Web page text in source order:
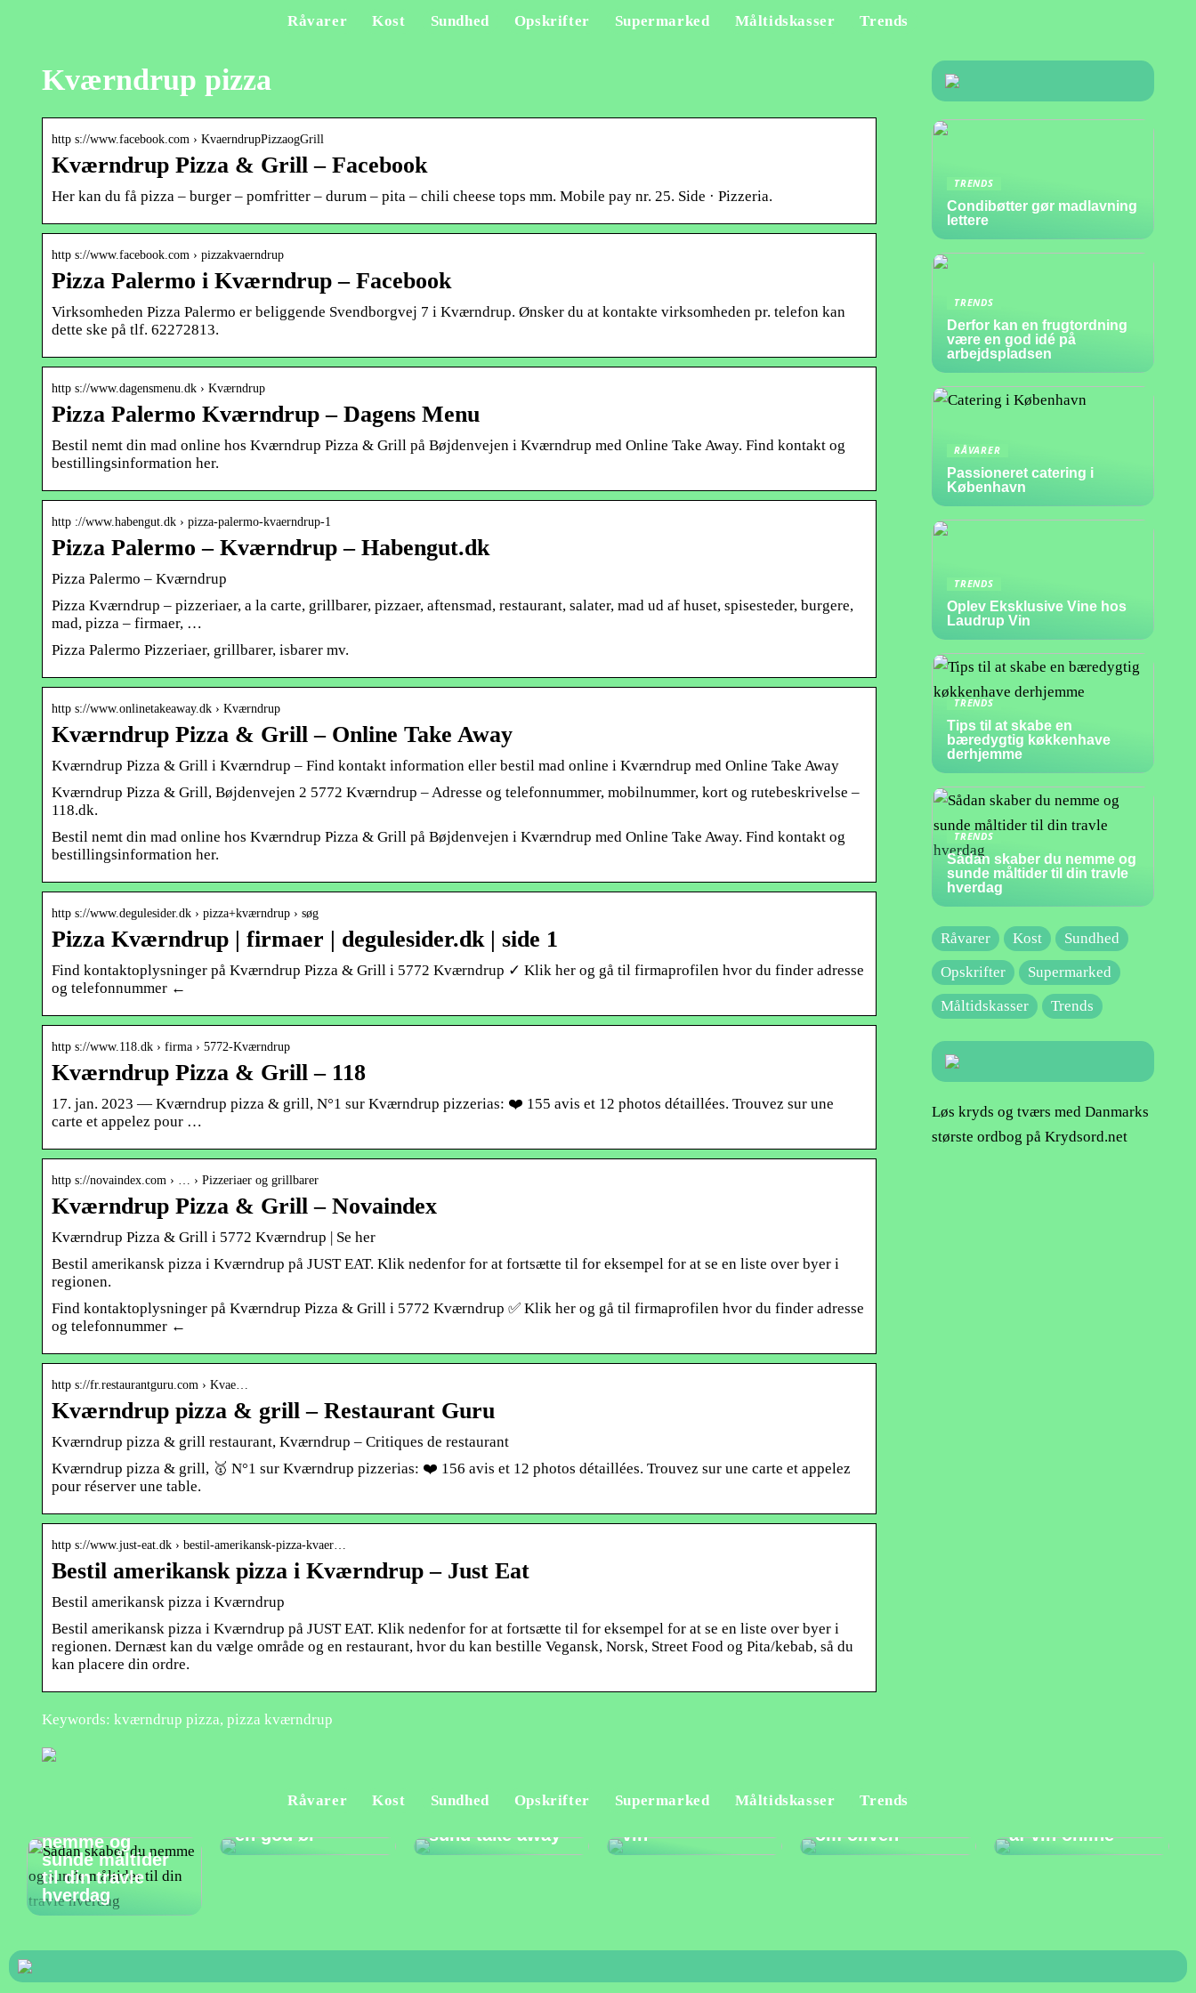
Råvarer Kost Sundhed Opskrifter Supermarked Måltidskasser Trends
Kværndrup pizza
http s://www.facebook.com › KvaerndrupPizzaogGrill
Kværndrup Pizza & Grill – Facebook
Her kan du få pizza – burger – pomfritter – durum – pita – chili cheese tops mm. Mobile pay nr. 25. Side · Pizzeria.
http s://www.facebook.com › pizzakvaerndrup
Pizza Palermo i Kværndrup – Facebook
Virksomheden Pizza Palermo er beliggende Svendborgvej 7 i Kværndrup. Ønsker du at kontakte virksomheden pr. telefon kan
dette ske på tlf. 62272813.
http s://www.dagensmenu.dk › Kværndrup
Pizza Palermo Kværndrup – Dagens Menu
Bestil nemt din mad online hos Kværndrup Pizza & Grill på Bøjdenvejen i Kværndrup med Online Take Away. Find kontakt og
bestillingsinformation her.
http ://www.habengut.dk › pizza-palermo-kvaerndrup-1
Pizza Palermo – Kværndrup – Habengut.dk
Pizza Palermo – Kværndrup
Pizza Kværndrup – pizzeriaer, a la carte, grillbarer, pizzaer, aftensmad, restaurant, salater, mad ud af huset, spisesteder, burgere,
mad, pizza – firmaer, …
Pizza Palermo Pizzeriaer, grillbarer, isbarer mv.
http s://www.onlinetakeaway.dk › Kværndrup
Kværndrup Pizza & Grill – Online Take Away
Kværndrup Pizza & Grill i Kværndrup – Find kontakt information eller bestil mad online i Kværndrup med Online Take Away
Kværndrup Pizza & Grill, Bøjdenvejen 2 5772 Kværndrup – Adresse og telefonnummer, mobilnummer, kort og rutebeskrivelse –
118.dk.
Bestil nemt din mad online hos Kværndrup Pizza & Grill på Bøjdenvejen i Kværndrup med Online Take Away. Find kontakt og
bestillingsinformation her.
http s://www.degulesider.dk › pizza+kværndrup › søg
Pizza Kværndrup | firmaer | degulesider.dk | side 1
Find kontaktoplysninger på Kværndrup Pizza & Grill i 5772 Kværndrup ✓ Klik her og gå til firmaprofilen hvor du finder adresse
og telefonnummer ←
http s://www.118.dk › firma › 5772-Kværndrup
Kværndrup Pizza & Grill – 118
17. jan. 2023 — Kværndrup pizza & grill, N°1 sur Kværndrup pizzerias: ❤️ 155 avis et 12 photos détaillées. Trouvez sur une
carte et appelez pour …
http s://novaindex.com › … › Pizzeriaer og grillbarer
Kværndrup Pizza & Grill – Novaindex
Kværndrup Pizza & Grill i 5772 Kværndrup | Se her
Bestil amerikansk pizza i Kværndrup på JUST EAT. Klik nedenfor for at fortsætte til for eksempel for at se en liste over byer i
regionen.
Find kontaktoplysninger på Kværndrup Pizza & Grill i 5772 Kværndrup ✅ Klik her og gå til firmaprofilen hvor du finder adresse
og telefonnummer ←
http s://fr.restaurantguru.com › Kvae…
Kværndrup pizza & grill – Restaurant Guru
Kværndrup pizza & grill restaurant, Kværndrup – Critiques de restaurant
Kværndrup pizza & grill, 🥇 N°1 sur Kværndrup pizzerias: ❤️ 156 avis et 12 photos détaillées. Trouvez sur une carte et appelez
pour réserver une table.
http s://www.just-eat.dk › bestil-amerikansk-pizza-kvaer…
Bestil amerikansk pizza i Kværndrup – Just Eat
Bestil amerikansk pizza i Kværndrup
Bestil amerikansk pizza i Kværndrup på JUST EAT. Klik nedenfor for at fortsætte til for eksempel for at se en liste over byer i
regionen. Dernæst kan du vælge område og en restaurant, hvor du kan bestille Vegansk, Norsk, Street Food og Pita/kebab, så du
kan placere din ordre.
Keywords: kværndrup pizza, pizza kværndrup
TRENDS
Condibøtter gør madlavning
lettere
TRENDS
Derfor kan en frugtordning
være en god idé på
arbejdspladsen
RÅVARER
Passioneret catering i
København
TRENDS
Oplev Eksklusive Vine hos
Laudrup Vin
TRENDS
Tips til at skabe en
bæredygtig køkkenhave
derhjemme
TRENDS
Sådan skaber du nemme og
sunde måltider til din travle
hverdag
Råvarer Kost
Sundhed
Opskrifter
Supermarked
Måltidskasser
Trends
Løs kryds og tværs med Danmarks
største ordbog på Krydsord.net
Råvarer Kost Sundhed Opskrifter Supermarked Måltidskasser Trends
nemme og
sunde måltider
til din travle
hverdag
Et godt måltid
en god øl
sund take away
vin
om oliven
af vin online